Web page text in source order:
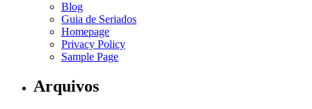
Blog
Guia de Seriados
Homepage
Privacy Policy
Sample Page
Arquivos